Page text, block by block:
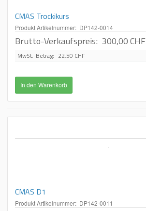
CMAS Trockikurs
Produkt Artikelnummer: DP142-0014
Brutto-Verkaufspreis: 300,00 CHF
MwSt.-Betrag: 22,50 CHF
CMAS D1
Produkt Artikelnummer: DP142-0011